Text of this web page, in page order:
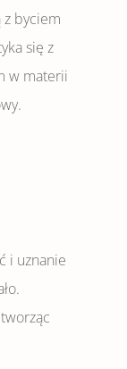
z byciem
się z
w materii
i uznanie